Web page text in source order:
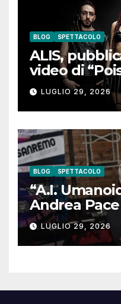
BLOG SPETTACOLO
ALIS,
video di
LUGLIO 29, 2026
BLOG SPETTACOLO
“A.I.
Andrea
d’autore e
LUGLIO 29, 2026